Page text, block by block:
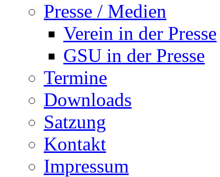
Presse / Medien
Verein in der Presse
GSU in der Presse
Termine
Downloads
Satzung
Kontakt
Impressum